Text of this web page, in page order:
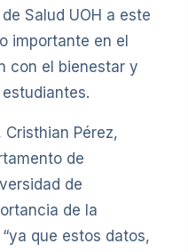
Salud UOH a este
importante en el
con el bienestar y
Pérez,
de
de
de la
que estos datos,